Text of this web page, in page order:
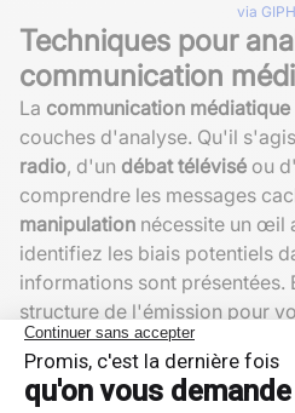
via
Techniques pour
communication
La communication médiatique
couches d'analyse. Qu'il
radio, d'un débat télévisé ou
comprendre les messages
manipulation nécessite un œil
identifiez les biais potentiels
informations sont présentées.
structure de l'émission pour
parole et les angles de
perception.
Un autre aspect crucial est